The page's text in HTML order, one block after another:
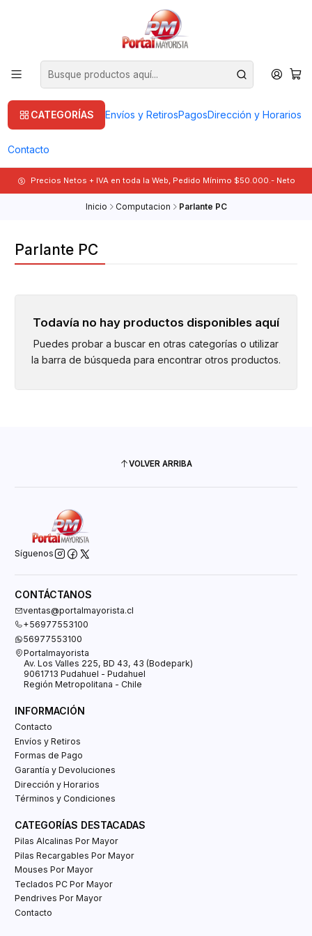
CATEGORÍAS Envíos y RetirosPagosDirección y Horarios
Contacto
Precios Netos + IVA en toda la Web, Pedido Mínimo $50.000.- Neto
Inicio Computacion Parlante PC
Parlante PC
Todavía no hay productos disponibles aquí
Puedes probar a buscar en otras categorías o utilizar
la barra de búsqueda para encontrar otros productos.
VOLVER ARRIBA
Síguenos
CONTÁCTANOS
ventas@portalmayorista.cl
+56977553100
56977553100
Portalmayorista
Av. Los Valles 225, BD 43, 43 (Bodepark)
9061713 Pudahuel - Pudahuel
Región Metropolitana - Chile
INFORMACIÓN
Contacto
Envíos y Retiros
Formas de Pago
Garantía y Devoluciones
Dirección y Horarios
Términos y Condiciones
CATEGORÍAS DESTACADAS
Pilas Alcalinas Por Mayor
Pilas Recargables Por Mayor
Mouses Por Mayor
Teclados PC Por Mayor
Pendrives Por Mayor
Contacto